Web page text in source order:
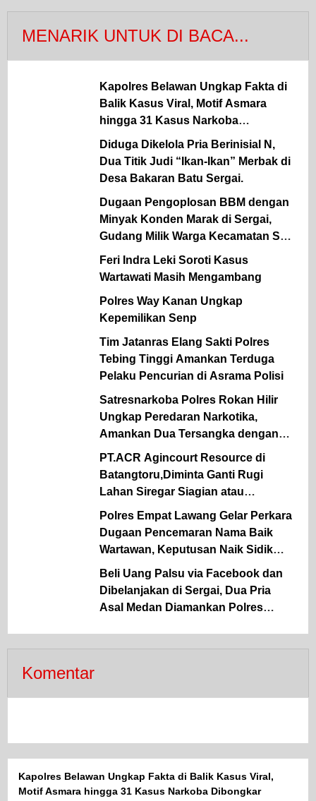
MENARIK UNTUK DI BACA...
Kapolres Belawan Ungkap Fakta di
Balik Kasus Viral, Motif Asmara
hingga 31 Kasus Narkoba
Dibongkar
Diduga Dikelola Pria Berinisial N,
Dua Titik Judi “Ikan-Ikan” Merbak di
Desa Bakaran Batu Sergai.
Dugaan Pengoplosan BBM dengan
Minyak Konden Marak di Sergai,
Gudang Milik Warga Kecamatan Sei
Rampah Digerebek Media.
Feri Indra Leki Soroti Kasus
Wartawati Masih Mengambang
Polres Way Kanan Ungkap
Kepemilikan Senp
Tim Jatanras Elang Sakti Polres
Tebing Tinggi Amankan Terduga
Pelaku Pencurian di Asrama Polisi
Satresnarkoba Polres Rokan Hilir
Ungkap Peredaran Narkotika,
Amankan Dua Tersangka dengan
Barang Bukti Sabu dan Ganja
PT.ACR Agincourt Resource di
Batangtoru,Diminta Ganti Rugi
Lahan Siregar Siagian atau
Kosongkan Lahan Milik Siregar
Siagian di Ramba Joring
Polres Empat Lawang Gelar Perkara
Dugaan Pencemaran Nama Baik
Wartawan, Keputusan Naik Sidik
Ditentukan Dua Hari Lagi
Beli Uang Palsu via Facebook dan
Dibelanjakan di Sergai, Dua Pria
Asal Medan Diamankan Polres
Komentar
Kapolres Belawan Ungkap Fakta di Balik Kasus Viral,
Motif Asmara hingga 31 Kasus Narkoba Dibongkar